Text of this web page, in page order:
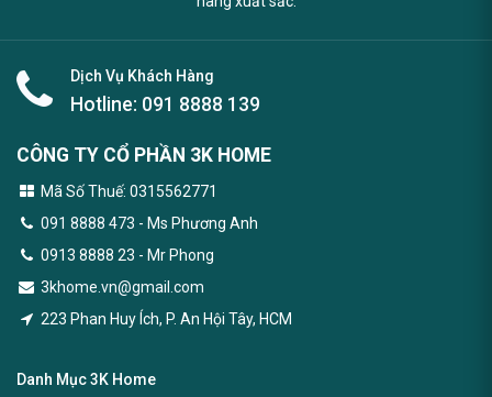
Dịch Vụ Khách Hàng
Hotline: 091 8888 139
CÔNG TY CỔ PHẦN 3K HOME
Mã Số Thuế: 0315562771
091 8888 473 - Ms Phương Anh
0913 8888 23 - Mr Phong
3khome.vn@gmail.com
223 Phan Huy Ích, P. An Hội Tây, HCM
Danh Mục 3K Home